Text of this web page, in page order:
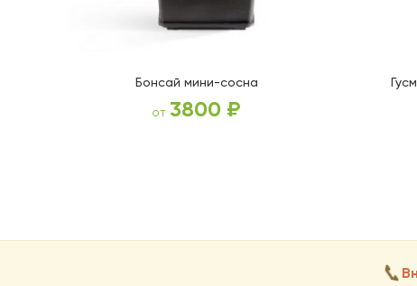
Бонсай мини-сосна
от 3800 ₽
📞